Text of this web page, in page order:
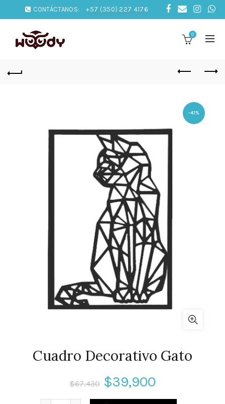
CONTÁCTANOS: +57 (350) 227 4176
0
-41%
Cuadro Decorativo Gato
$67,430 $39,900